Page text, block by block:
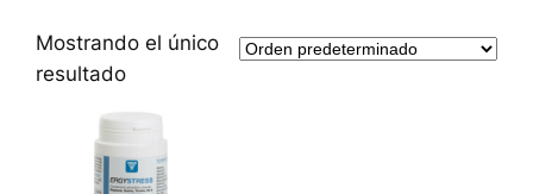
Mostrando el único
resultado